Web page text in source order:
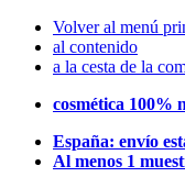
Volver al menú
al contenido
a la cesta de la
cosmética 100%
España: envío
Al menos 1